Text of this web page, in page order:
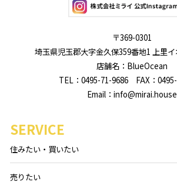
〒369-0301
埼玉県児玉郡大字金久保359番地1 上里
店舗名：BlueOcean
TEL：0495-71-9686 FAX：
Email：info@mirai.house
SERVICE
住みたい・買いたい
売りたい